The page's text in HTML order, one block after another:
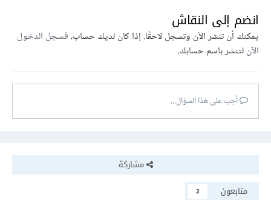
انضم إلى النقاش
يمكنك أن تنشر الآن وتسجل لاحقًا. إذا كان لديك حساب،فسجل الدخول
الآنلتنشر باسم حسابك.
أجب على هذا السؤال...
مشاركة
متابعون
2